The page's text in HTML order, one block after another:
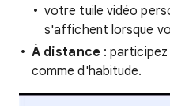
votre tuile vidéo
s'affichent lorsque
À distance :
comme d'habitude.